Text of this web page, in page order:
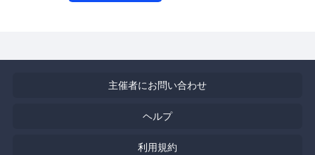
主催者にお問い合わせ
ヘルプ
利用規約